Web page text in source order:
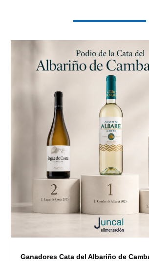
Ganadores Cata del Albariño de